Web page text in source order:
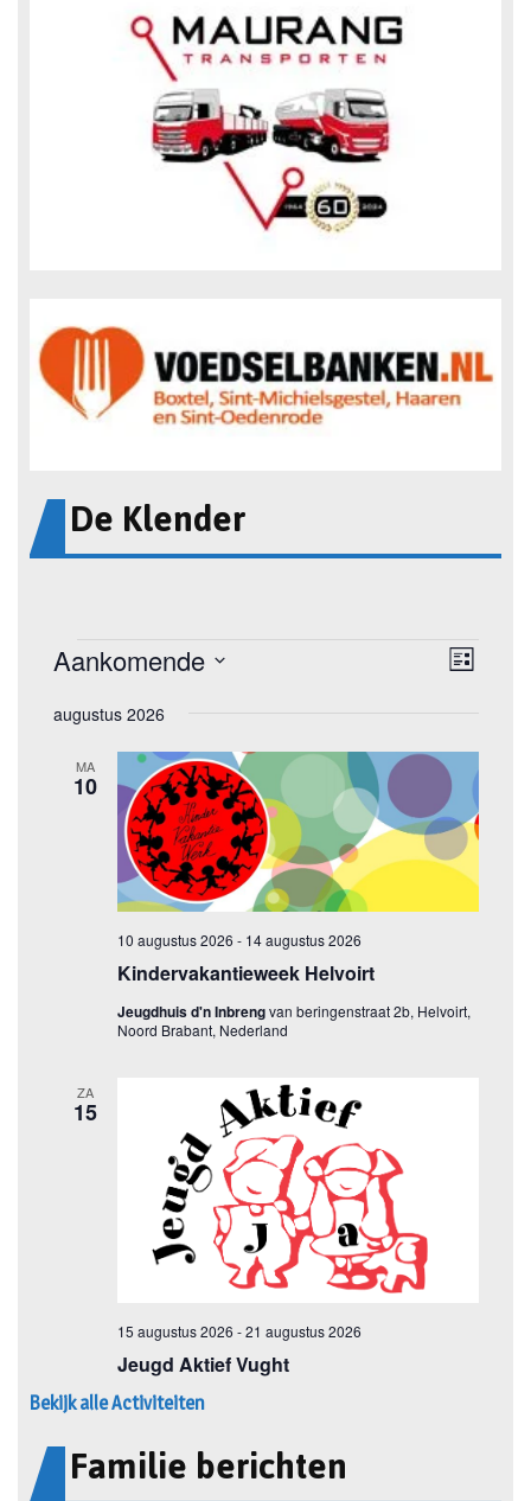
De Klender
Bekijk alle Activiteiten
Familie berichten